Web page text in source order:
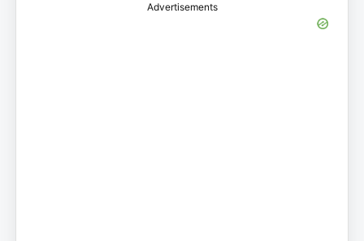
Advertisements